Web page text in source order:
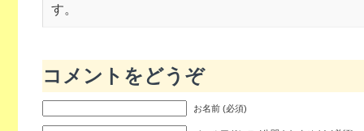
す。
コメントをどうぞ
お名前 (必須)